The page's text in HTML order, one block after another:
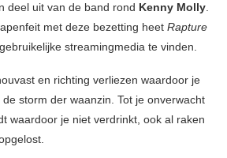
deel uit van de band rond Kenny Molly.
met deze bezetting heet Rapture
streamingmedia te vinden.
en richting verliezen waardoor je
storm der waanzin. Tot je onverwacht
waardoor je niet verdrinkt, ook al raken